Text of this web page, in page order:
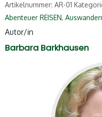
Artikelnummer: AR-01
Abenteuer REISEN,
Autor/in
Barbara Barkhausen